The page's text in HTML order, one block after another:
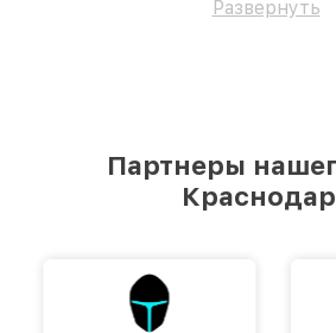
Развернуть
Партнеры